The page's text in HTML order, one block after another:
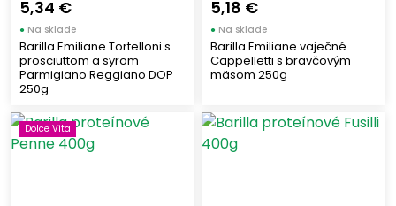
5,34 €
● Na sklade
Barilla Emiliane Tortelloni s
prosciuttom a syrom
Parmigiano Reggiano DOP
250g
5,18 €
● Na sklade
Barilla Emiliane vaječné
Cappelletti s bravčovým
mäsom 250g
Dolce Vita